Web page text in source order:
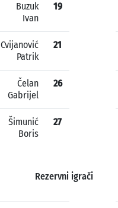
Buzuk
Ivan
19
Cvijanović
Patrik
21
Čelan
Gabrijel
26
Šimunić
Boris
27
Rezervni igrači